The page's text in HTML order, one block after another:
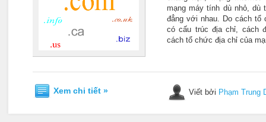
mạng máy tính dù nhỏ, dù
đẳng với nhau. Do cách tổ
có cấu trúc địa chỉ, cách
cách tổ chức địa chỉ của
Xem chi tiết » Viết bởi Phạm Trung